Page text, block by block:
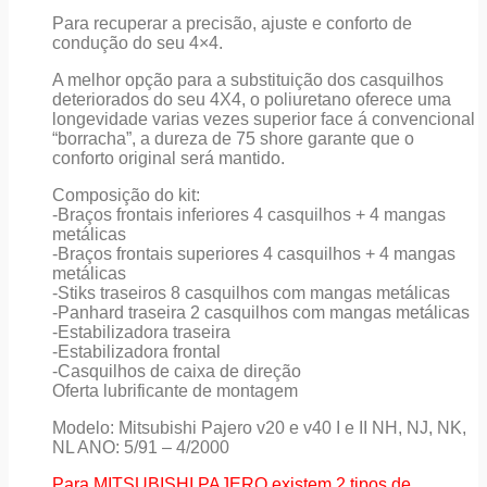
Para recuperar a precisão, ajuste e conforto de
condução do seu 4×4.
A melhor opção para a substituição dos casquilhos
deteriorados do seu 4X4, o poliuretano oferece uma
longevidade varias vezes superior face á convencional
“borracha”, a dureza de 75 shore garante que o
conforto original será mantido.
Composição do kit:
-Braços frontais inferiores 4 casquilhos + 4 mangas
metálicas
-Braços frontais superiores 4 casquilhos + 4 mangas
metálicas
-Stiks traseiros 8 casquilhos com mangas metálicas
-Panhard traseira 2 casquilhos com mangas metálicas
-Estabilizadora traseira
-Estabilizadora frontal
-Casquilhos de caixa de direção
Oferta lubrificante de montagem
Modelo: Mitsubishi Pajero v20 e v40 I e II NH, NJ, NK,
NL ANO: 5/91 – 4/2000